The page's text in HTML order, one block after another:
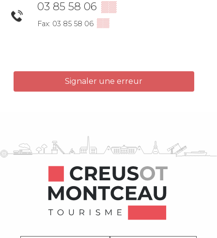
03 85 58 06 ▒▒
Fax: 03 85 58 06 ▒▒
Signaler une erreur